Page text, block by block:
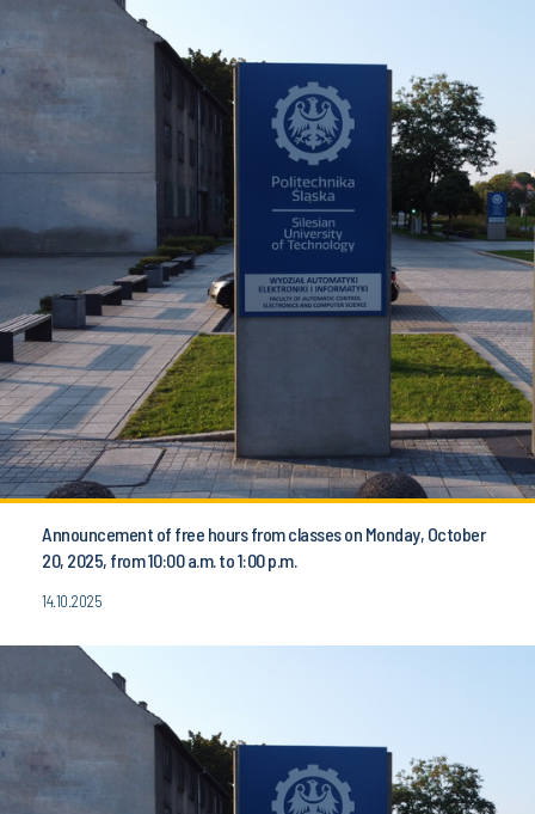
Announcement of free hours from classes on Monday, October
20, 2025, from 10:00 a.m. to 1:00 p.m.
14.10.2025